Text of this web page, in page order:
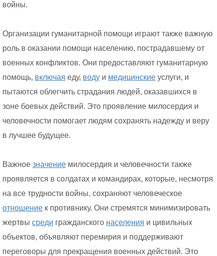
войны.
Организации гуманитарной помощи играют также важную
роль в оказании помощи населению, пострадавшему от
военных конфликтов. Они предоставляют гуманитарную
помощь, включая еду, воду и медицинские услуги, и
пытаются облегчить страдания людей, оказавшихся в
зоне боевых действий. Это проявление милосердия и
человечности помогает людям сохранять надежду и веру
в лучшее будущее.
Важное значение милосердия и человечности также
проявляется в солдатах и командирах, которые, несмотря
на все трудности войны, сохраняют человеческое
отношение к противнику. Они стремятся минимизировать
жертвы среди гражданского населения и цивильных
объектов, объявляют перемирия и поддерживают
переговоры для прекращения военных действий. Это